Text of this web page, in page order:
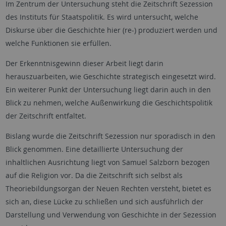
Im Zentrum der Untersuchung steht die Zeitschrift Sezession
des Instituts für Staatspolitik. Es wird untersucht, welche
Diskurse über die Geschichte hier (re-) produziert werden und
welche Funktionen sie erfüllen.
Der Erkenntnisgewinn dieser Arbeit liegt darin
herauszuarbeiten, wie Geschichte strategisch eingesetzt wird.
Ein weiterer Punkt der Untersuchung liegt darin auch in den
Blick zu nehmen, welche Außenwirkung die Geschichtspolitik
der Zeitschrift entfaltet.
Bislang wurde die Zeitschrift Sezession nur sporadisch in den
Blick genommen. Eine detaillierte Untersuchung der
inhaltlichen Ausrichtung liegt von Samuel Salzborn bezogen
auf die Religion vor. Da die Zeitschrift sich selbst als
Theoriebildungsorgan der Neuen Rechten versteht, bietet es
sich an, diese Lücke zu schließen und sich ausführlich der
Darstellung und Verwendung von Geschichte in der Sezession